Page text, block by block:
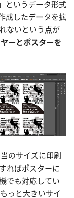
というデータ形式
成したデータを拡
ないという点が
ーとポスターを
のサイズに印刷
ればポスターに
でも対応してい
っと大きいサイ